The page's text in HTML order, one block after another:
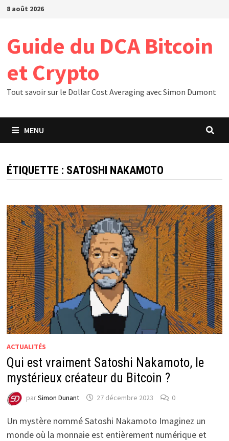
Passer
8 août 2026
Guide du DCA Bitcoin
et Crypto
Tout savoir sur le Dollar Cost Averaging avec Simon Dumont
MENU
ÉTIQUETTE : SATOSHI NAKAMOTO
ACTUALITÉS
Qui est vraiment Satoshi Nakamoto, le
mystérieux créateur du Bitcoin ?
parSimon Dunant 27 décembre 2023 0
Un mystère nommé Satoshi Nakamoto Imaginez un
monde où la monnaie est entièrement numérique et